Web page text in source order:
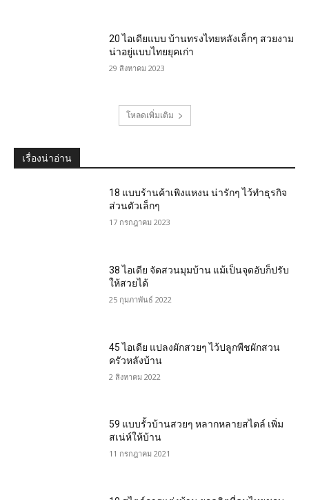
20 ไอเดียแบบ บ้านทรงไทยหลังเล็กๆ สวยงาม
น่าอยู่แบบไทยยุคเก่า
29 สิงหาคม 2023
โหลดเพิ่มเติม
เรื่องน่าอ่าน
18 แบบร้านค้าเพิงแหงน น่ารักๆ ไว้ทำธุรกิจ
ส่วนตัวเล็กๆ
17 กรกฎาคม 2023
38 ไอเดีย จัดสวนมุมบ้าน แม้เป็นจุดอับก็ปรับ
ให้สวยได้
25 กุมภาพันธ์ 2022
45 ไอเดีย แปลงผักสวยๆ ไว้ปลูกพืชผักสวน
ครัวหลังบ้าน
2 สิงหาคม 2022
59 แบบรั้วบ้านสวยๆ หลากหลายสไตล์ เพิ่ม
สเน่ห์ให้บ้าน
11 กรกฎาคม 2021